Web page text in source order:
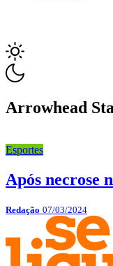
Arrowhead
Esportes
Após necrose
Redação 07/03/2024